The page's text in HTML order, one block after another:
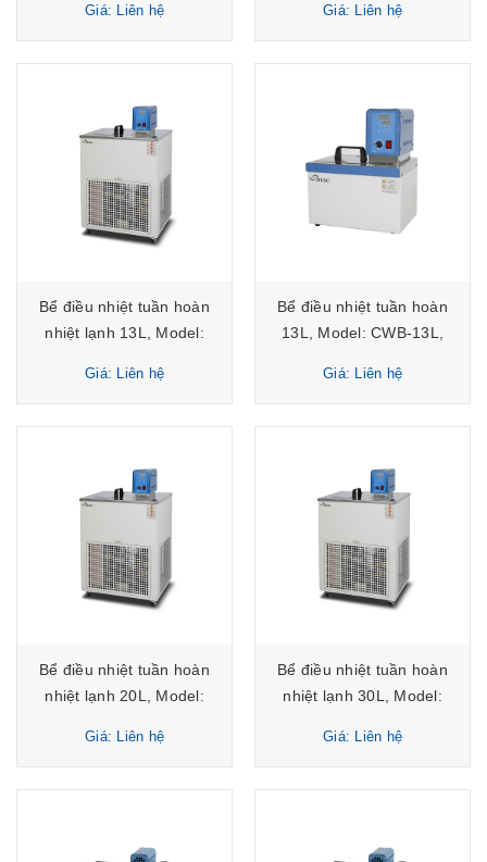
HYSC/Hàn Quốc
Giá: Liên hệ
HYSC/Hàn Quốc
Giá: Liên hệ
Bể điều nhiệt tuần hoàn
nhiệt lạnh 13L, Model:
HYSC/Hàn Quốc
Giá: Liên hệ
Bể điều nhiệt tuần hoàn
13L, Model: CWB-13L,
Giá: Liên hệ
Bể điều nhiệt tuần hoàn
nhiệt lạnh 20L, Model:
HYSC/Hàn Quốc
Giá: Liên hệ
Bể điều nhiệt tuần hoàn
nhiệt lạnh 30L, Model:
HYSC/Hàn Quốc
Giá: Liên hệ